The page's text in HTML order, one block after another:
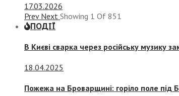
17.03.2026
Prev Next Showing 1 Of 851
ПОДІЇ
В Києві сварка через російську музику
18.04.2025
Пожежа на Броварщині: горіло поле під